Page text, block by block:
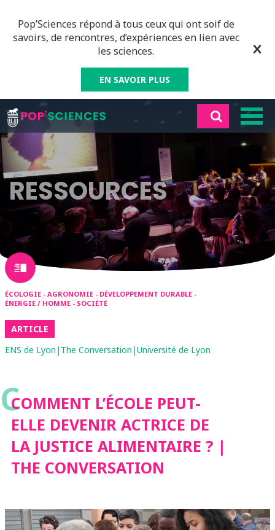
Pop’Sciences répond à tous ceux qui ont soif de
savoirs, de rencontres, d’expériences en lien avec
les sciences.
EN SAVOIR PLUS
RESSOURCES
ÉCOLOGIE - AGRONOMIE - DÉVELOPPEMENT DURABLE -
ÉNERGIE / HOMME - SOCIÉTÉ
ARTICLE
ENS de Lyon|The Conversation|Université de Lyon
CCOMMENT L’ÉCOLE PEUT-
ELLE DEVENIR ACTRICE DE
LA JUSTICE ALIMENTAIRE ? |
THE CONVERSATION